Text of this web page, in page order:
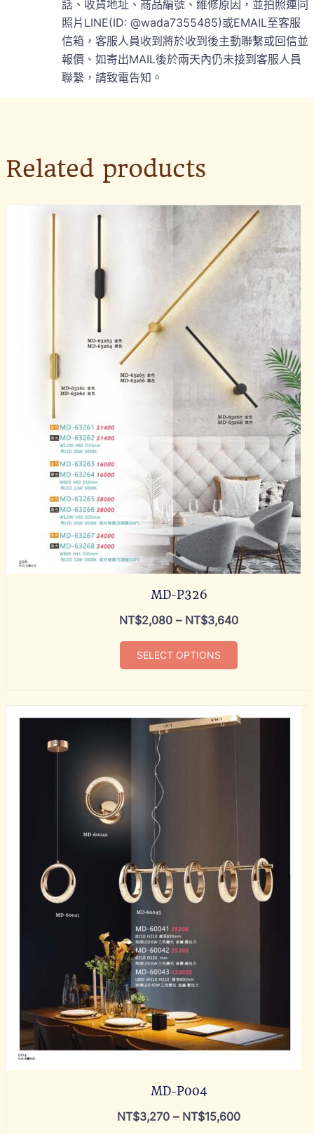
話、收貨地址、商品編號、維修原因，並拍照連同
照片LINE(ID: @wada7355485)或EMAIL至客服
信箱，客服人員收到將於收到後主動聯繫或回信並
報價、如寄出MAIL後於兩天內仍未接到客服人員
聯繫，請致電告知。
Related products
MD-P326
NT$2,080 – NT$3,640
SELECT OPTIONS
MD-P004
NT$3,270 – NT$15,600